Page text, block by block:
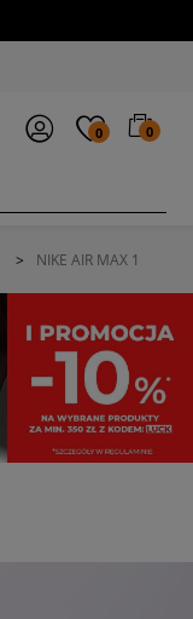
0 0
> NIKE AIR MAX 1